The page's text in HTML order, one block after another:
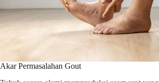
Akar Permasalahan Gout